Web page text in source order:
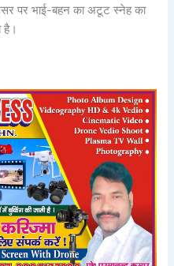
पर भाई-बहन का अटूट स्नेह का
है।